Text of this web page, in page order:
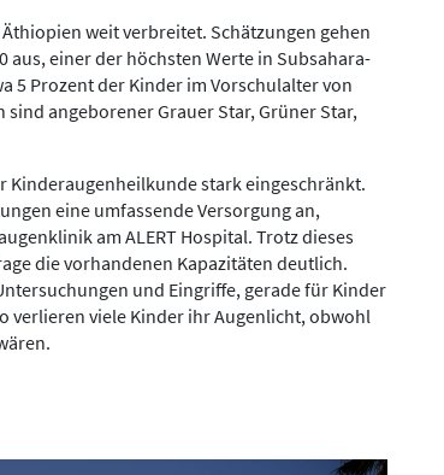
weit verbreitet. Schätzungen gehen
einer der höchsten Werte in Subsahara-
5 Prozent der Kinder im Vorschulalter von
angeborener Grauer Star, Grüner Star,
Kinderaugenheilkunde stark eingeschränkt.
eine umfassende Versorgung an,
am ALERT Hospital. Trotz dieses
die vorhandenen Kapazitäten deutlich.
und Eingriffe, gerade für Kinder
verlieren viele Kinder ihr Augenlicht, obwohl